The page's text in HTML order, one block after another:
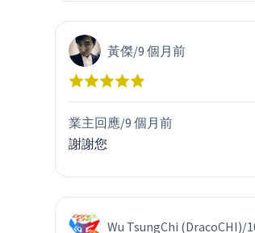
黃傑/9 個月前
業主回應/9 個月前
謝謝您
Wu TsungChi (DracoCHI)/